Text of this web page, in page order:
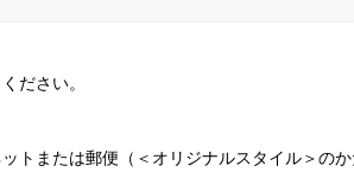
ださい。
トまたは郵便（＜オリジナルスタイル＞の